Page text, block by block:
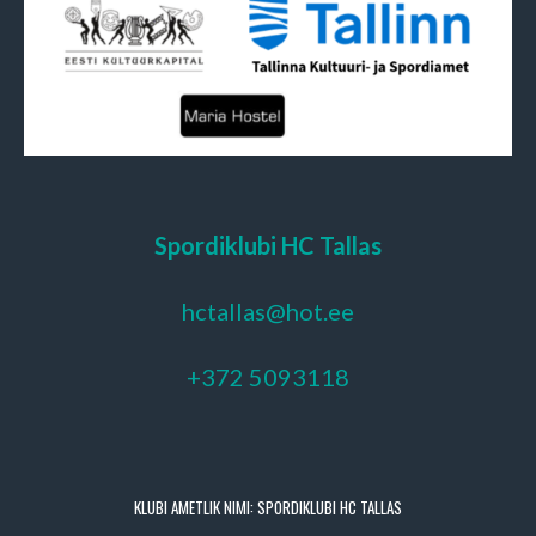
Spordiklubi HC Tallas
hctallas@hot.ee
+372 5093118
KLUBI AMETLIK NIMI: SPORDIKLUBI HC TALLAS